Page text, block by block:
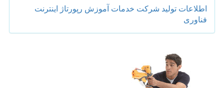
اطلاعات تولید شركت خدمات آموزش رپورتاژ
اینترنت
فناوری